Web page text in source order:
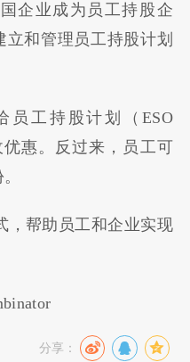
企业成为员工持股企
和管理员工持股计划
员工持股计划（ESO
惠。反过来，员工可
，帮助员工和企业实现
分享：